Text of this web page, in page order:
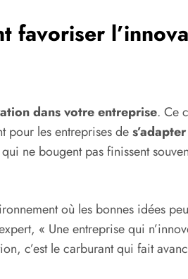
favoriser
dans votre entreprise. Ce
pour les entreprises de
ne bougent pas finissent
où les bonnes idées
« Une entreprise qui
c’est le carburant qui fait